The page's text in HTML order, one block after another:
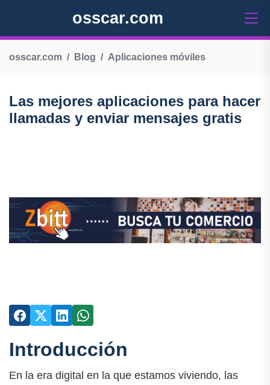
osscar.com
osscar.com Blog Aplicaciones móviles
Las mejores aplicaciones para hacer
llamadas y enviar mensajes gratis
Introducción
En la era digital en la que estamos viviendo, las